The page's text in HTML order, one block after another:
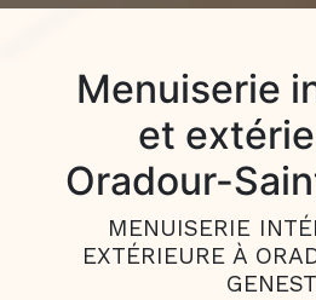
Menuiserie
et
Oradour-
MENUISERIE
EXTÉRIEURE À
GENEST